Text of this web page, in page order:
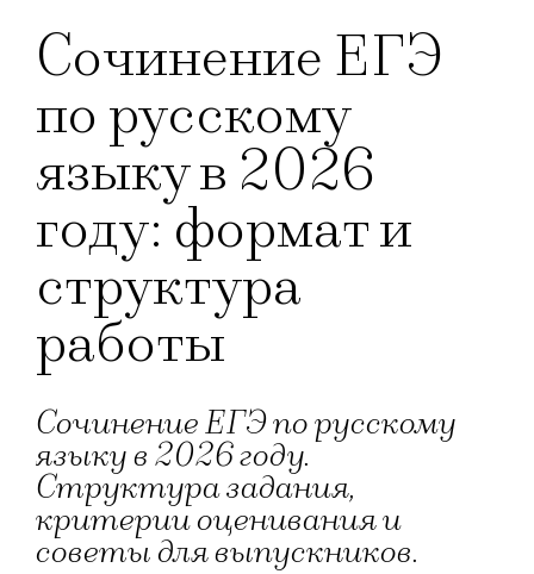
Сочинение ЕГЭ
по русскому
языку в 2026
году: формат и
структура
работы
Сочинение ЕГЭ по русскому
языку в 2026 году.
Структура задания,
критерии оценивания и
советы для выпускников.